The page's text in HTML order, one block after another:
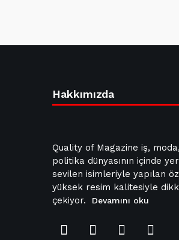
Hakkımızda
Quality of Magazine iş,
politika dünyasının içinde
sevilen isimleriyle yapılan
yüksek resim kalitesiyle
çekiyor.
Devamını oku